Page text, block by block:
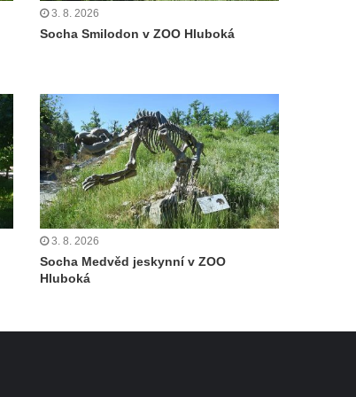
3. 8. 2026
Socha Smilodon v ZOO Hluboká
3. 8. 2026
Socha Medvěd jeskynní v ZOO
Hluboká